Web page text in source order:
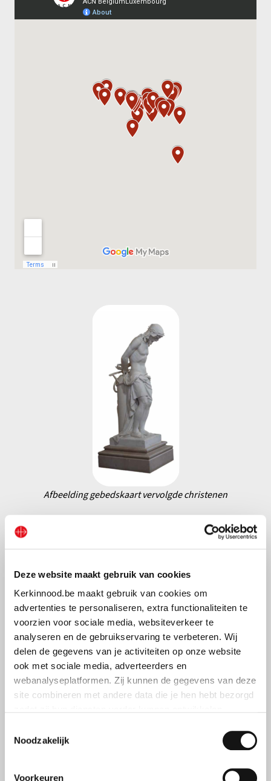
Deze website maakt gebruik van cookies
Kerkinnood.be maakt gebruik van cookies om
advertenties te personaliseren, extra functionaliteiten te
voorzien voor sociale media, websiteverkeer te
analyseren en de gebruikservaring te verbeteren. Wij
delen de gegevens van je activiteiten op onze website
ook met sociale media, adverteerders en
webanalyseplatformen. Zij kunnen de gegevens van deze
site combineren met andere data die je hen hebt bezorgd
Indien je dat toestaat, kunnen wij of onze partners onder
Noodzakelijk
Voorkeuren
Afbeelding gebedskaart vervolgde christenen
“Wanneer één lichaamsdeel pijn lijdt,
wanneer één lichaamsdeel met respect behandeld
wordt,
delen alle andere in die vreugde.”
(1 Kor. 12,26)
Een wereldwijde petitie voor